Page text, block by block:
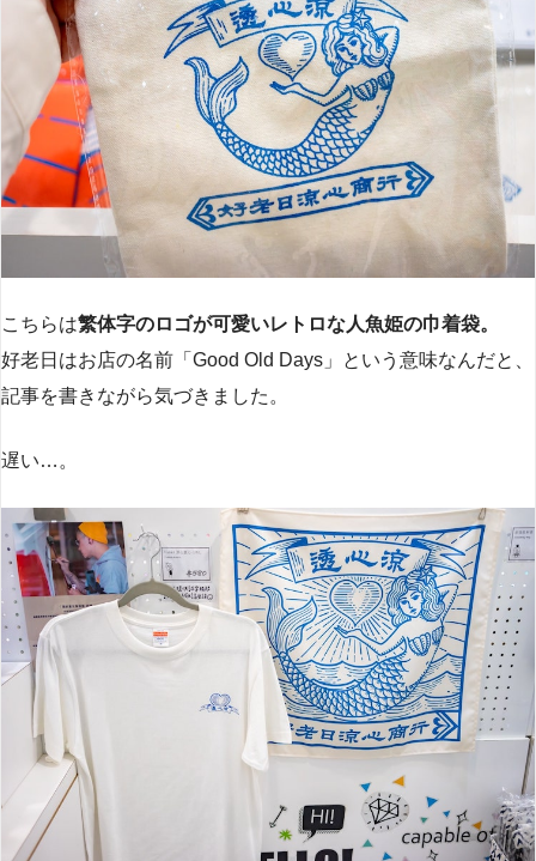
こちらは繁体字のロゴが可愛いレトロな人魚姫の巾着袋。
好老日はお店の名前「Good Old Days」という意味なんだと、
記事を書きながら気づきました。
遅い…。